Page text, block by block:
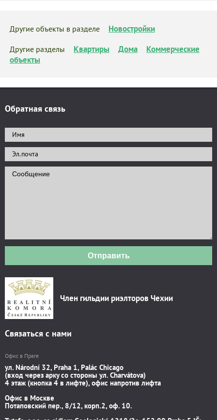
Другие объекты в разделе Новостройки
Другие разделы Квартиры Дома
Коммерческие
объекты
Обратная связь
Отправить
Член гильдии риэлторов Чехии
Связаться с нами
Офис в Праге
ул. Národní 32, Praha 1, Palác Chicago
(вход через арку со стороны ул. Charvátova)
4 этаж (кнопка 4 в лифте), офис напротив лифта
Офис в Москве
Потаповский пер., 8/12, корп.2, оф. 10.